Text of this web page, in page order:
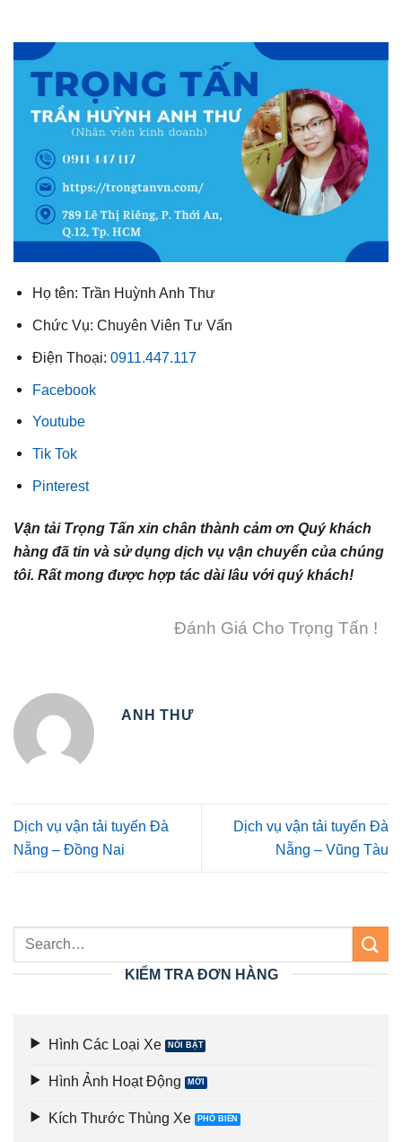
Họ tên: Trần Huỳnh Anh Thư
Chức Vụ: Chuyên Viên Tư Vấn
Điện Thoại:0911.447.117
Facebook
Youtube
Tik Tok
Pinterest
Vận tải Trọng Tấn xin chân thành cảm ơn Quý khách
hàng đã tin và sử dụng dịch vụ vận chuyển của chúng
tôi. Rất mong được hợp tác dài lâu với quý khách!
Đánh Giá Cho Trọng Tấn !
ANH THƯ
Dịch vụ vận tải tuyến Đà
Nẵng – Đồng Nai
Dịch vụ vận tải tuyến Đà
Nẵng – Vũng Tàu
KIỂM TRA ĐƠN HÀNG
Hình Các Loại Xe
Hình Ảnh Hoạt Động
Kích Thước Thùng Xe